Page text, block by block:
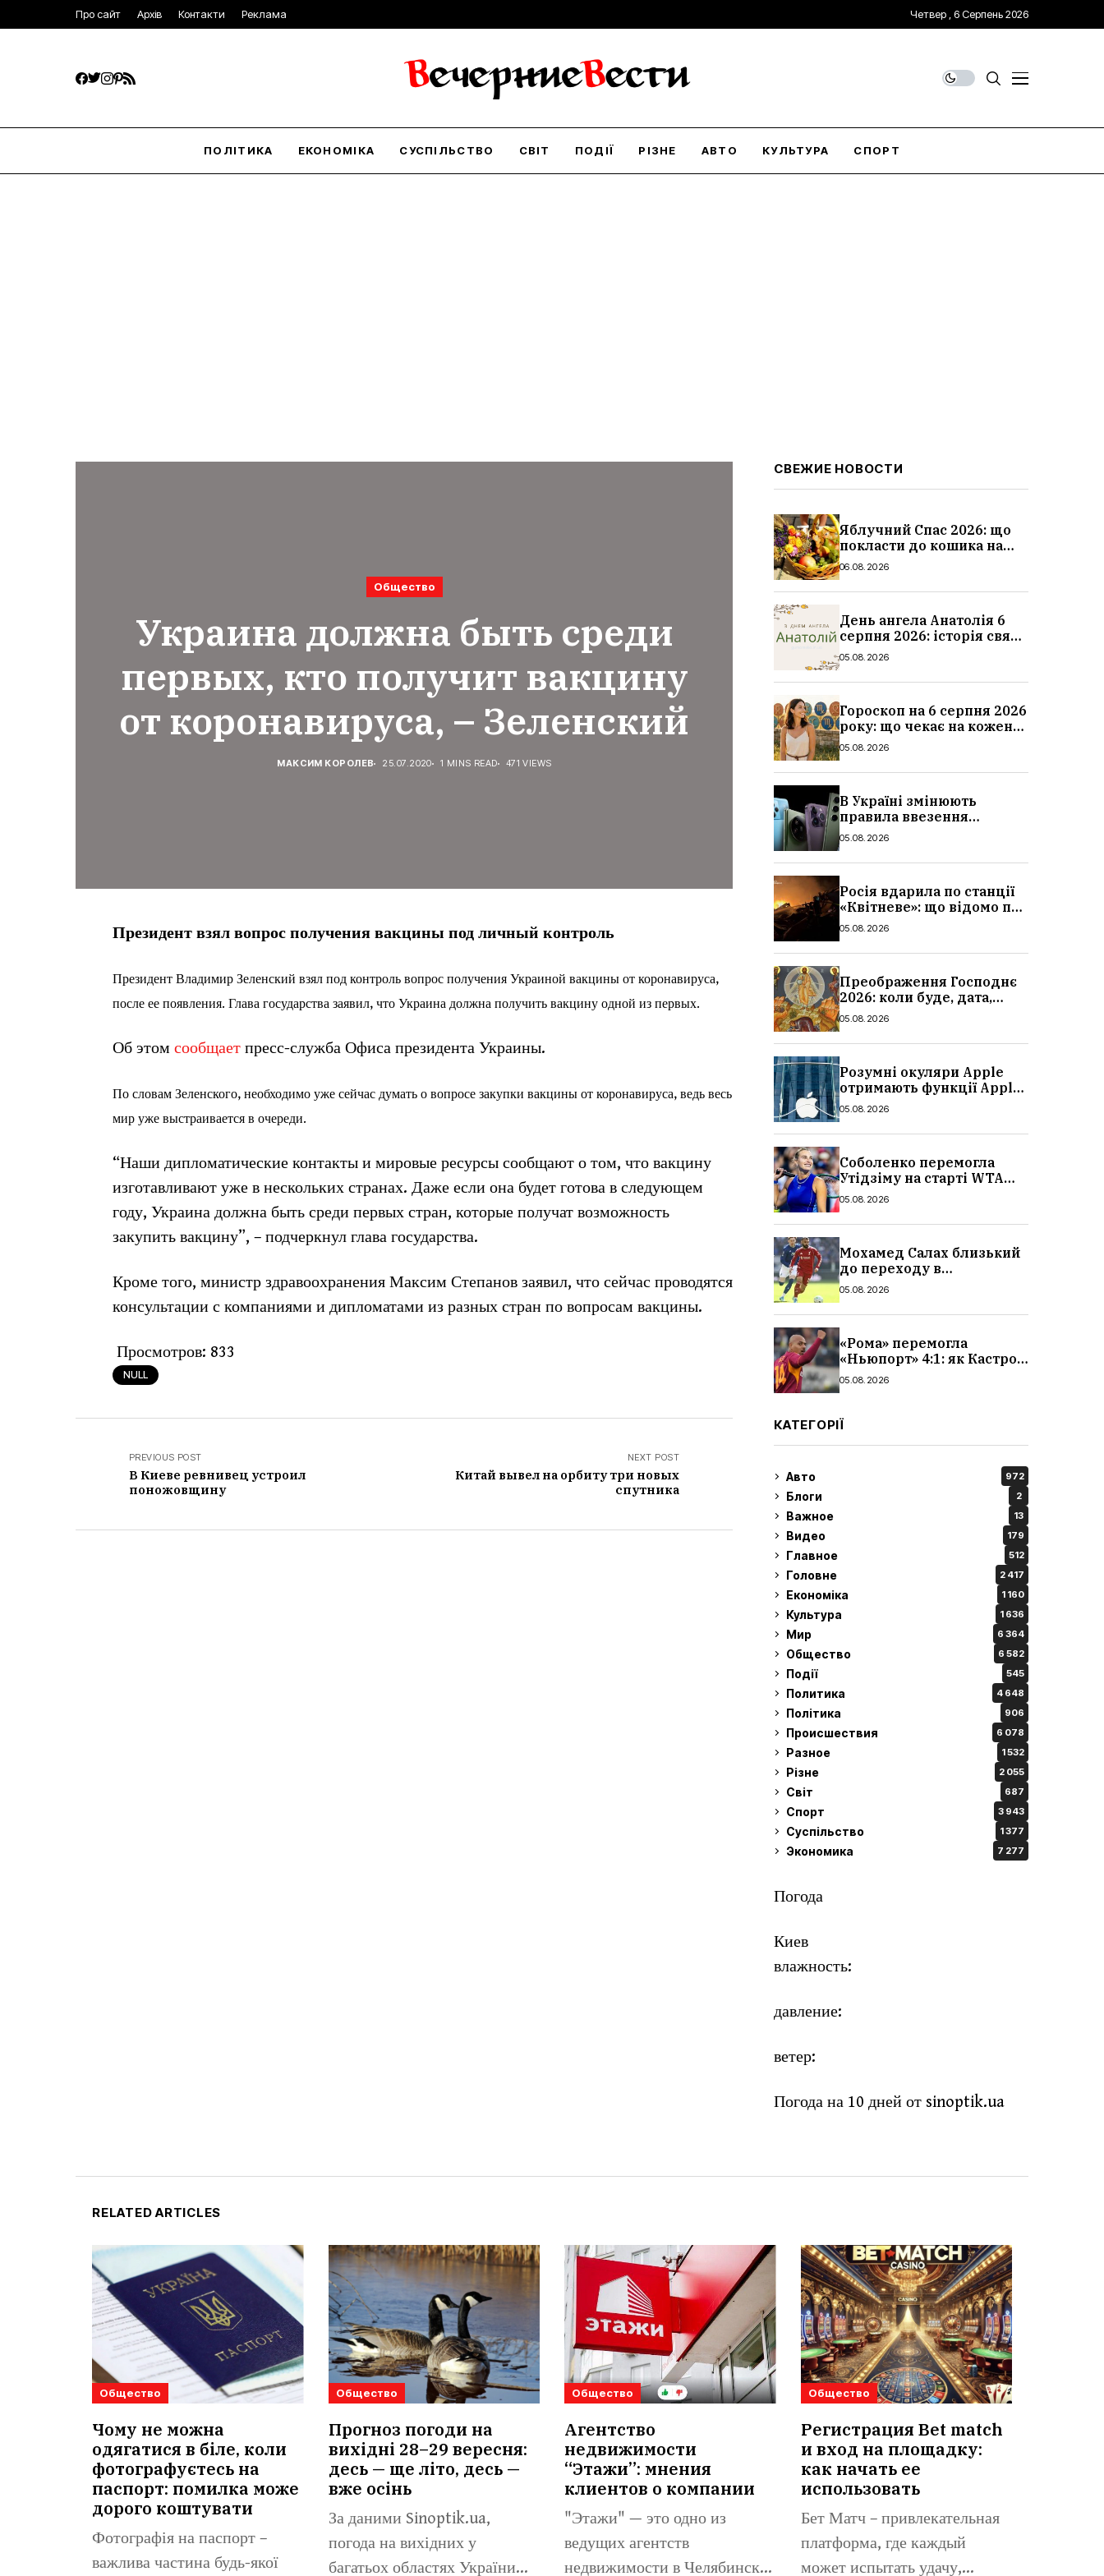
Про сайт Архів Контакти Реклама Четвер , 6 Серпень 2026
ПОЛІТИКА ЕКОНОМІКА СУСПІЛЬСТВО СВІТ ПОДІЇ РІЗНЕ АВТО КУЛЬТУРА СПОРТ
Общество
Украина должна быть среди
первых, кто получит вакцину
от коронавируса, – Зеленский
МАКСИМ КОРОЛЕВ 25.07.2020 1 MINS READ 471 VIEWS
Президент взял вопрос получения вакцины под личный контроль
Президент Владимир Зеленский взял под контроль вопрос получения Украиной вакцины от коронавируса,
после ее появления. Глава государства заявил, что Украина должна получить вакцину одной из первых.
Об этом сообщает пресс-служба Офиса президента Украины.
По словам Зеленского, необходимо уже сейчас думать о вопросе закупки вакцины от коронавируса, ведь весь
мир уже выстраивается в очереди.
“Наши дипломатические контакты и мировые ресурсы сообщают о том, что вакцину
изготавливают уже в нескольких странах. Даже если она будет готова в следующем
году, Украина должна быть среди первых стран, которые получат возможность
закупить вакцину”, – подчеркнул глава государства.
Кроме того, министр здравоохранения Максим Степанов заявил, что сейчас проводятся
консультации с компаниями и дипломатами из разных стран по вопросам вакцины.
Просмотров: 833
NULL
PREVIOUS POST
В Киеве ревнивец устроил
поножовщину
NEXT POST
Китай вывел на орбиту три новых
спутника
СВЕЖИЕ НОВОСТИ
Яблучний Спас 2026: що
покласти до кошика на
освячення, які фрукти,
06.08.2026
День ангела Анатолія 6
серпня 2026: історія свята,
значення імені,
прозі
05.08.2026
Гороскоп на 6 серпня 2026
року: що чекає на кожен
знак зодіаку
05.08.2026
В Україні змінюють
правила ввезення
смартфонів: що буде з
контроль IMEI
05.08.2026
Росія вдарила по станції
«Квітневе»: що відомо про
жертв на Київщині,
05.08.2026
Преображення Господнє
2026: коли буде, дата,
традиції та заборони, що
05.08.2026
Розумні окуляри Apple
отримають функції Apple
Watch: що відомо,
дата виходу
05.08.2026
Соболенко перемогла
Утідзіму на старті WTA
1000 у Торонто: результат
05.08.2026
Мохамед Салах близький
до переходу в
«Трабзонспор»: зарплата,
трансфера
05.08.2026
«Рома» перемогла
«Ньюпорт» 4:1: як Кастро
відкрив рахунок голам,
05.08.2026
КАТЕГОРІЇ
Авто 972
Блоги 2
Важное 13
Видео 179
Главное 512
Головне 2 417
Економіка 1 160
Культура 1 636
Мир 6 364
Общество 6 582
Події 545
Политика 4 648
Політика 906
Происшествия 6 078
Разное 1 532
Різне 2 055
Світ 687
Спорт 3 943
Суспільство 1 377
Экономика 7 277
Погода
Киев
влажность:
давление:
ветер:
Погода на 10 дней от sinoptik.ua
RELATED ARTICLES
Общество
Чому не можна
одягатися в біле, коли
фотографуєтесь на
паспорт: помилка може
дорого коштувати
Фотографія на паспорт –
важлива частина будь-якої
Общество
Прогноз погоди на
вихідні 28–29 вересня:
десь — ще літо, десь —
вже осінь
За даними Sinoptik.ua,
погода на вихідних у
багатьох областях України
Общество
Агентство
недвижимости
“Этажи”: мнения
клиентов о компании
"Этажи" — это одно из
ведущих агентств
недвижимости в Челябинске,
Общество
Регистрация Bet match
и вход на площадку:
как начать ее
использовать
Бет Матч – привлекательная
платформа, где каждый
может испытать удачу,